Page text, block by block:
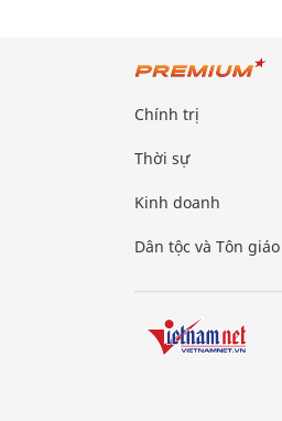
Chính trị
Thời sự
Kinh doanh
Dân tộc và Tôn giáo